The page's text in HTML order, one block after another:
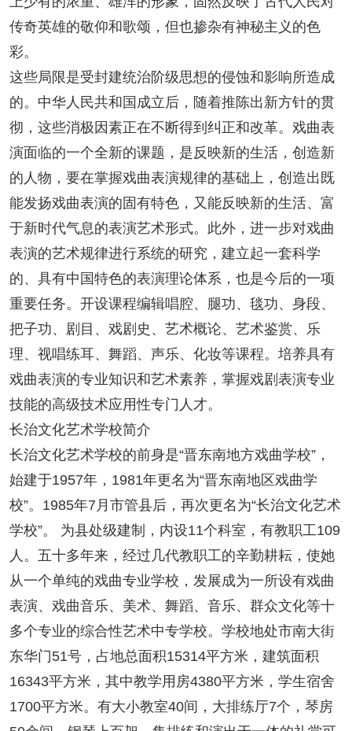
传奇英雄的敬仰和歌颂，但也掺杂有神秘主义的色
彩。
这些局限是受封建统治阶级思想的侵蚀和影响所造成
的。中华人民共和国成立后，随着推陈出新方针的贯
彻，这些消极因素正在不断得到纠正和改革。戏曲表
演面临的一个全新的课题，是反映新的生活，创造新
的人物，要在掌握戏曲表演规律的基础上，创造出既
能发扬戏曲表演的固有特色，又能反映新的生活、富
于新时代气息的表演艺术形式。此外，进一步对戏曲
表演的艺术规律进行系统的研究，建立起一套科学
的、具有中国特色的表演理论体系，也是今后的一项
重要任务。开设课程编辑唱腔、腿功、毯功、身段、
把子功、剧目、戏剧史、艺术概论、艺术鉴赏、乐
理、视唱练耳、舞蹈、声乐、化妆等课程。培养具有
戏曲表演的专业知识和艺术素养，掌握戏剧表演专业
技能的高级技术应用性专门人才。
长治文化艺术学校简介
长治文化艺术学校的前身是“晋东南地方戏曲学校”，
始建于1957年，1981年更名为“晋东南地区戏曲学
校”。1985年7月市管县后，再次更名为“长治文化艺术
学校”。 为县处级建制，内设11个科室，有教职工109
人。五十多年来，经过几代教职工的辛勤耕耘，使她
从一个单纯的戏曲专业学校，发展成为一所设有戏曲
表演、戏曲音乐、美术、舞蹈、音乐、群众文化等十
多个专业的综合性艺术中专学校。学校地处市南大街
东华门51号，占地总面积15314平方米，建筑面积
16343平方米，其中教学用房4380平方米，学生宿舍
1700平方米。有大小教室40间，大排练厅7个，琴房